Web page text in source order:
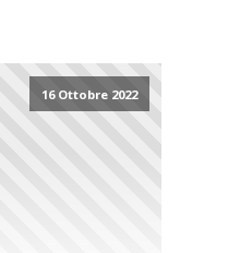
16 Ottobre 2022